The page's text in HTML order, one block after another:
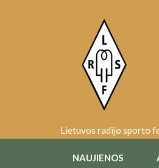
Lietuvos radijo sporto
NAUJIENOS